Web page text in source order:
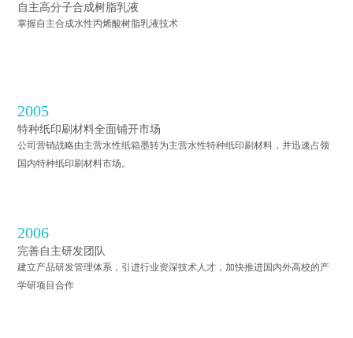
自主高分子合成树脂乳液
掌握自主合成水性丙烯酸树脂乳液技术
2005
特种纸印刷材料全面铺开市场
公司营销战略由主营水性纸箱墨转为主营水性特种纸印刷材料，并迅速占领
国内特种纸印刷材料市场。
2006
完善自主研发团队
建立产品研发管理体系，引进行业资深技术人才，加快推进国内外高校的产
学研项目合作